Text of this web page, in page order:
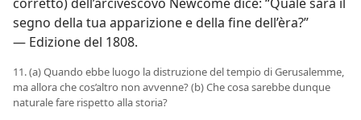
segno della tua apparizione e della fine dell’èra?”
— Edizione del 1808.
11. (a) Quando ebbe luogo la distruzione del tempio di Gerusalemme,
ma allora che cos’altro non avvenne? (b) Che cosa sarebbe dunque
naturale fare rispetto alla storia?